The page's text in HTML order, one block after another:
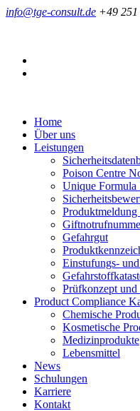
info@tge-consult.de +49 251
Home
Über uns
Leistungen
Poison Centre
Unique
Gefahrgut
Einstufungs-
Prüfkonzept und
Product Compliance
Chemische
Kosmetische
Medizinprodukte
Lebensmittel
News
Schulungen
Karriere
Kontakt